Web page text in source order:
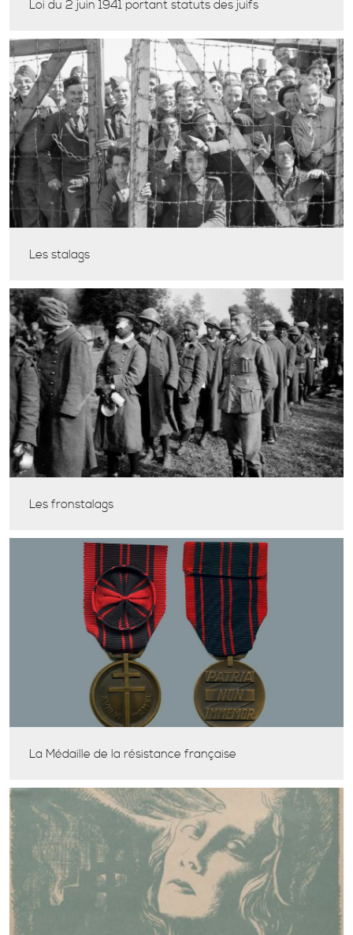
Loi du 2 juin 1941 portant statuts des juifs
Les stalags
Les fronstalags
La Médaille de la résistance française